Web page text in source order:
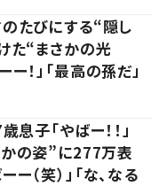
たびにする“隠し
た“まさかの光
！」「最高の孫だ」
息子「やばー！！」
の姿”に277万表
（笑）」「な、なる